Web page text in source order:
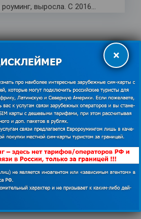
выросла. С 2016…
«исправиться»
национальный роуминг
за границей,Теле 2,ФАС
служба выявила
национального роуминга в
должен заплатить
×